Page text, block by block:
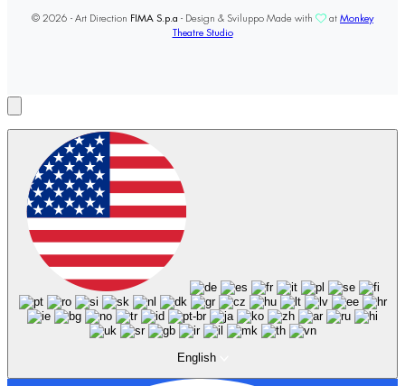
© 2026 - Art Direction FIMA S.p.a - Design & Sviluppo Made with at Monkey
Theatre Studio
English